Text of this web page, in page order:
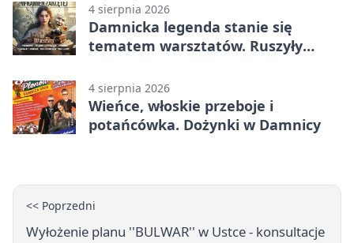
4 sierpnia 2026
Damnicka legenda stanie się
tematem warsztatów. Ruszyły
4 sierpnia 2026
Wieńce, włoskie przeboje i
potańcówka. Dożynki w Damnicy
<< Poprzedni
Wyłożenie planu ''BULWAR'' w Ustce - konsultacje